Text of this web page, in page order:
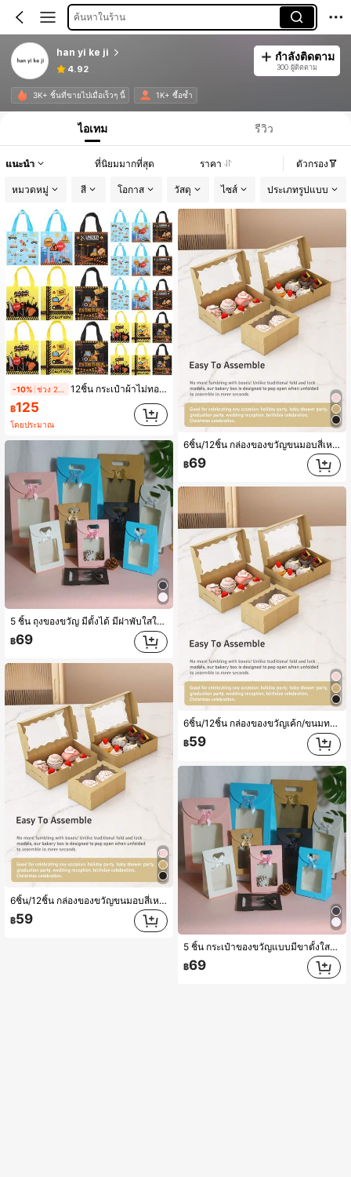
ค้นหาในร้าน
han yi ke ji
4.92
กำลังติดตาม
300 ผู้ติดตาม
3K+ ชิ้นที่ขายไปเมื่อเร็วๆ นี้ 1K+ ซื้อซ้ำ
ไอเทม รีวิว
แนะนำ ที่นิยมมากที่สุด ราคา ตัวกรอง
หมวดหมู่ สี โอกาส วัสดุ ไซส์ ประเภทรูปแบบ
-10% 12ชิ้น กระเป๋าผ้าไม่ทออย่างหรู กระเป๋าของขวัญงานปาร์ตี้ งานแต่งงาน วันเกิด เทศกาล กระเป๋าผ้าใช้ซ้ำได้ กระเป๋าช้อปปิ้ง พิมพ์ยานพาหนะก่อสร้างหลายสี 3มิติ กระเป๋าส่งอาหารกันน้ำ พิมพ์บล็อกก่อสร้าง กระเป๋าบรรจุภัณฑ์ ผ้าไม่ทอ
฿125
โดยประมาณ
5 ชิ้น ถุงของขวัญ มีตั้งได้ มีฝาพับใสใหม่ สีชมพู, สีขาว, สีดำ, สีน้ำเงิน, สีน้ำตาล สีพื้นโบว์หูถุง ถุงลูกกวาด ถุงของขวัญงานปาร์ตี้ ของขวัญวันเกิด ถุงของขวัญสากลสำหรับวันวาเลนไทน์
฿69
6ชิ้น/12ชิ้น กล่องของขวัญขนมอบสี่เหลี่ยม มีหน้าต่างใส สีขาว สีน้ำตาล สีดำ สีชมพู กล่องขนมปัง ของว่าง กล่องของขวัญคุณภาพสูงสำหรับขนมหวาน โดนัท พาย ลูกกวาด เค้ก มัฟฟิน มาการอง ปาร์ตี้วันวาเลนไทน์ ของตกแต่งบ้าน ของขวัญสำหรับบ้าน
฿59
6ชิ้น/12ชิ้น กล่องของขวัญขนมอบสี่เหลี่ยม, พร้อมหน้าต่างโปร่งใส, สีขาว, สีน้ำตาล, สีดำ, สีชมพู, กล่องขนมเบเกอรี่, กล่องของขวัญพรีเมี่ยมสำหรับของหวาน, โดนัท, พาย, ลูกกวาด, เค้ก, มัฟฟิน, มาการอง, ปาร์ตี้วันวาเลนไทน์, ของตกแต่งบ้าน, ของขวัญสำหรับบ้าน
฿69
6ชิ้น/12ชิ้น กล่องของขวัญเค้ก/ขนมทรงสี่เหลี่ยม มีหน้าต่างใส, สี: ขาว, น้ำตาล, ดำ, ชมพู, เหมาะสำหรับขนมปัง, ขนมขบเคี้ยว, กล่องของขวัญพรีเมี่ยมสำหรับขนมอบ, โดนัท, พาย, ลูกกวาด, เค้ก, มัฟฟิน, มาการอง, ปาร์ตี้วันวาเลนไทน์, ของตกแต่งบ้าน, ของขวัญสำหรับบ้าน
฿59
5 ชิ้น กระเป๋าของขวัญแบบมีขาตั้งใสประเภทพับบน สี: ชมพู ขาว ดำ น้ำเงิน น้ำตาล โบว์คู่จับ กระเป๋าใส่ลูกอม กระเป๋าของชำร่วยงานปาร์ตี้ กระเป๋าของขวัญวันเกิด กระเป๋าของขวัญวันวาเลนไทน์
฿69